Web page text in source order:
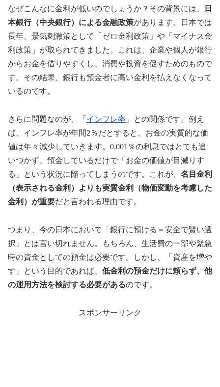
なぜこんなに金利が低いのでしょうか？その背景には、
日
本銀行（中央銀行）による金融政策があります。日本では
長年、景気刺激策として「ゼロ金利政策」や「マイナス金
利政策」が取られてきました。これは、企業や個人が銀行
からお金を借りやすくし、消費や投資を促すためのもので
す。その結果、銀行も預金者に高い金利を払えなくなって
いるのです。
さらに問題なのが、「 インフレ率 」との関係です。例え
ば、インフレ率が年間2％だとすると、お金の実質的な価
値は年々減少していきます。0.001％の利息ではとても追
いつかず、預金しているだけで「お金の価値が目減りす
る」という状況に陥ってしまうのです。これが、 名目金利
（表示される金利）よりも実質金利（物価変動を考慮した
金利）が重要だと言われる理由です。
つまり、今の日本において「銀行に預ける＝安全で賢い選
択」とは言い切れません。もちろん、生活費の一部や緊急
時の資金としての預金は必要です。しかし、「資産を増や
す」という目的であれば、 低金利の預金だけに頼らず、他
の運用方法を検討する必要があるのです。
スポンサーリンク